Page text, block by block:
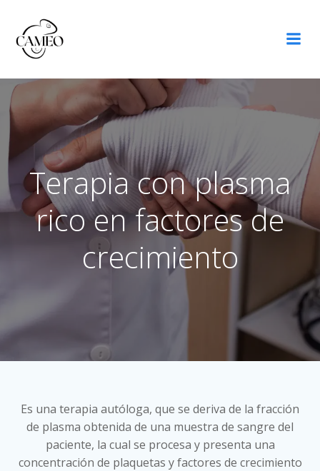
Terapia con plasma
rico en factores de
crecimiento
Es una terapia autóloga, que se deriva de la fracción
de plasma obtenida de una muestra de sangre del
paciente, la cual se procesa y presenta una
concentración de plaquetas y factores de crecimiento